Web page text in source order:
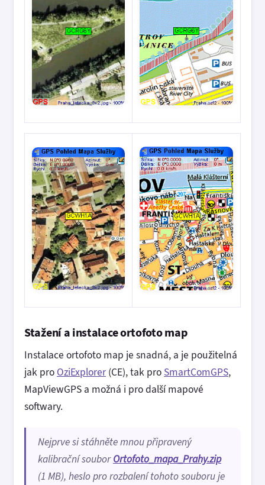
Stažení a instalace ortofoto map
Instalace ortofoto map je snadná, a je použitelná
jak pro OziExplorer (CE), tak pro SmartComGPS,
MapViewGPS a možná i pro další mapové
softwary.
Nejprve si stáhněte mnou připravený
kalibrační souborOrtofoto_mapa_Prahy.zip
(1 MB), heslo pro rozbalení tohoto souboru je